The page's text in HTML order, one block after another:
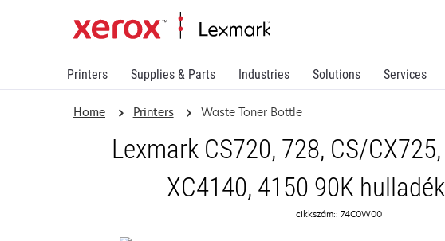
Printers Supplies & Parts Industries Solutions Services
Home Printers Waste Toner Bottle
Lexmark CS720, 728, CS/
XC4140, 4150 90K
cikkszám:: 74C0W00